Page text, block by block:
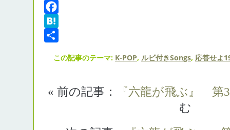
Pocket
Facebook
Hatena
この記事のテーマ: K-POP, ルビ付きSongs, 応答せよ
« 前の記事：
『六龍が飛ぶ』
む